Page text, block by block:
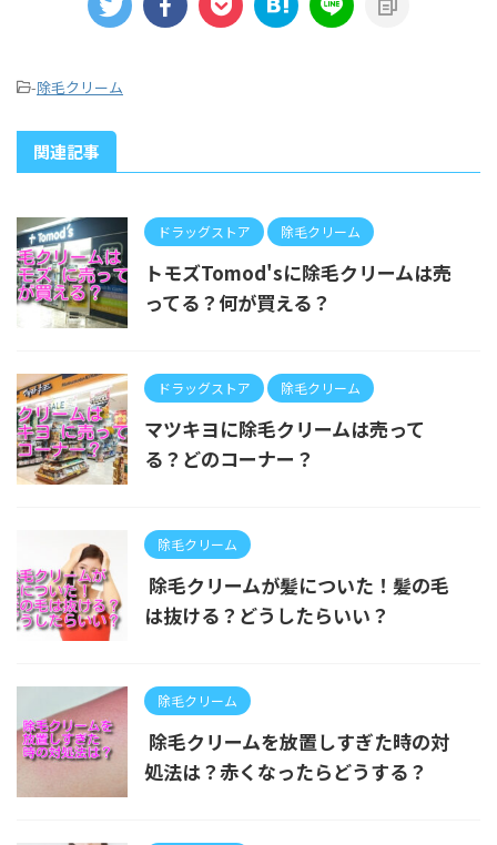
-除毛クリーム
関連記事
ドラッグストア 除毛クリーム
トモズTomod'sに除毛クリームは売
ってる？何が買える？
ドラッグストア 除毛クリーム
マツキヨに除毛クリームは売って
る？どのコーナー？
除毛クリーム
除毛クリームが髪についた！髪の毛
は抜ける？どうしたらいい？
除毛クリーム
除毛クリームを放置しすぎた時の対
処法は？赤くなったらどうする？